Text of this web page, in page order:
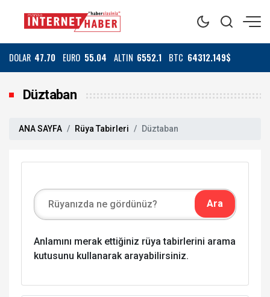
DOLAR 47.70 EURO 55.04 ALTIN 6552.1 BTC 64312.149$
Düztaban
ANA SAYFA Rüya Tabirleri Düztaban
Anlamını merak ettiğiniz rüya tabirlerini arama
kutusunu kullanarak arayabilirsiniz.